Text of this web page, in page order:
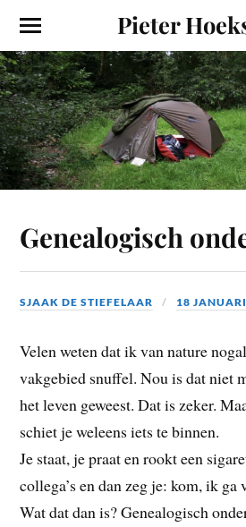
Pieter
Genealogisch
SJAAK DE STIEFELAAR 18
Velen weten dat ik van nature
vakgebied snuffel. Nou is dat niet
het leven geweest. Dat is zeker.
schiet je weleens iets te binnen.
Je staat, je praat en rookt een
collega’s en dan zeg je: kom, ik
Wat dat dan is? Genealogisch